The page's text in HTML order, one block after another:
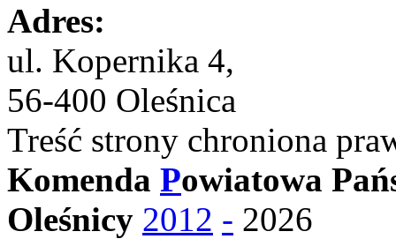
Adres:
ul. Kopernika 4,
56-400 Oleśnica
Treść strony chroniona
Komenda Powiatowa
Oleśnicy 2012 - 2026